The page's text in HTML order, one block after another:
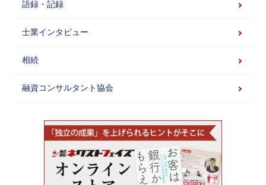
語録・記録
士業インタビュー
相続
融資コンサルタント協会